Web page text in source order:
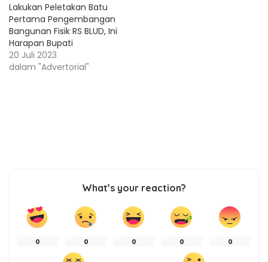
Lakukan Peletakan Batu
Pertama Pengembangan
Bangunan Fisik RS BLUD, Ini
Harapan Bupati
20 Juli 2023
dalam "Advertorial"
What’s your reaction?
0 0 0 0 0